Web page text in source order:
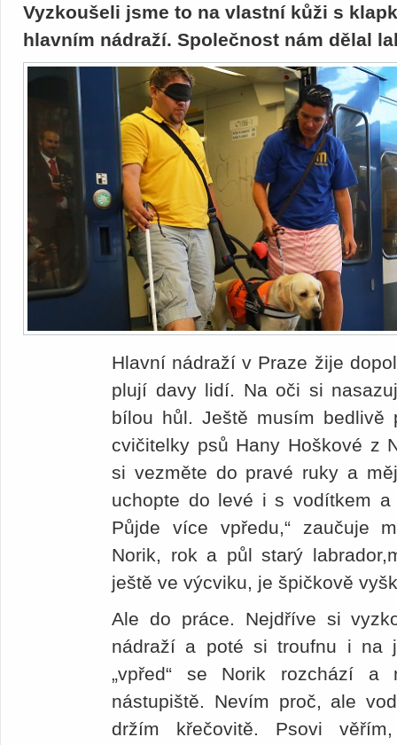
Vyzkoušeli jsme to na vlastní kůži s
hlavním nádraží. Společnost nám dělal
Hlavní nádraží v Praze žije
plují davy lidí. Na oči si
bílou hůl. Ještě musím bedlivě
cvičitelky psů Hany Hoškové z
si vezměte do pravé ruky a
uchopte do levé i s vodítkem
Půjde více vpředu,“ zaučuje
Norik, rok a půl starý
ještě ve výcviku, je špičkově
Ale do práce. Nejdříve si
nádraží a poté si troufnu i na
„vpřed“ se Norik rozchází
nástupiště. Nevím proč, ale
držím křečovitě. Psovi